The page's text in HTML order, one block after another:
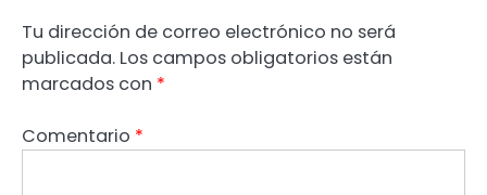
Tu dirección de correo electrónico no será
publicada. Los campos obligatorios están
marcados con *
Comentario *